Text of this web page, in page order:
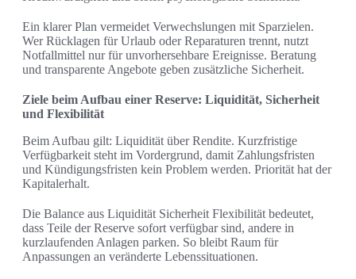
Ein klarer Plan vermeidet Verwechslungen mit Sparzielen.
Wer Rücklagen für Urlaub oder Reparaturen trennt, nutzt
Notfallmittel nur für unvorhersehbare Ereignisse. Beratung
und transparente Angebote geben zusätzliche Sicherheit.
Ziele beim Aufbau einer Reserve: Liquidität, Sicherheit
und Flexibilität
Beim Aufbau gilt: Liquidität über Rendite. Kurzfristige
Verfügbarkeit steht im Vordergrund, damit Zahlungsfristen
und Kündigungsfristen kein Problem werden. Priorität hat der
Kapitalerhalt.
Die Balance aus Liquidität Sicherheit Flexibilität bedeutet,
dass Teile der Reserve sofort verfügbar sind, andere in
kurzlaufenden Anlagen parken. So bleibt Raum für
Anpassungen an veränderte Lebenssituationen.